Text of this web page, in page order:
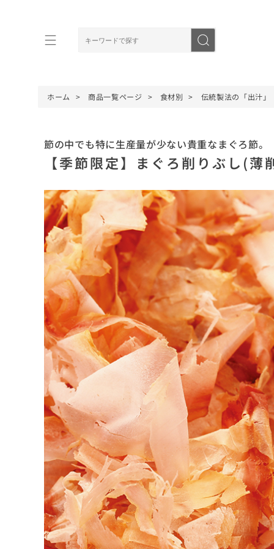
ホーム 商品一覧ページ 食材別 伝統製法の「出汁」
節の中でも特に生産量が少ない貴重なまぐろ節。
【季節限定】まぐろ削りぶし(薄